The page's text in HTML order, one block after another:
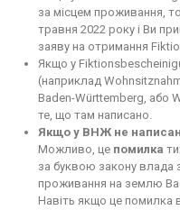
за місцем проживання,
травня 2022 року і Ви
заяву на отримання
Якщо у
(наприклад
Baden-Württemberg, або
те, що там написано.
Якщо у ВНЖ не
Можливо, це помилка
за буквою закону влада
проживання на землю
Навіть якщо це помилка